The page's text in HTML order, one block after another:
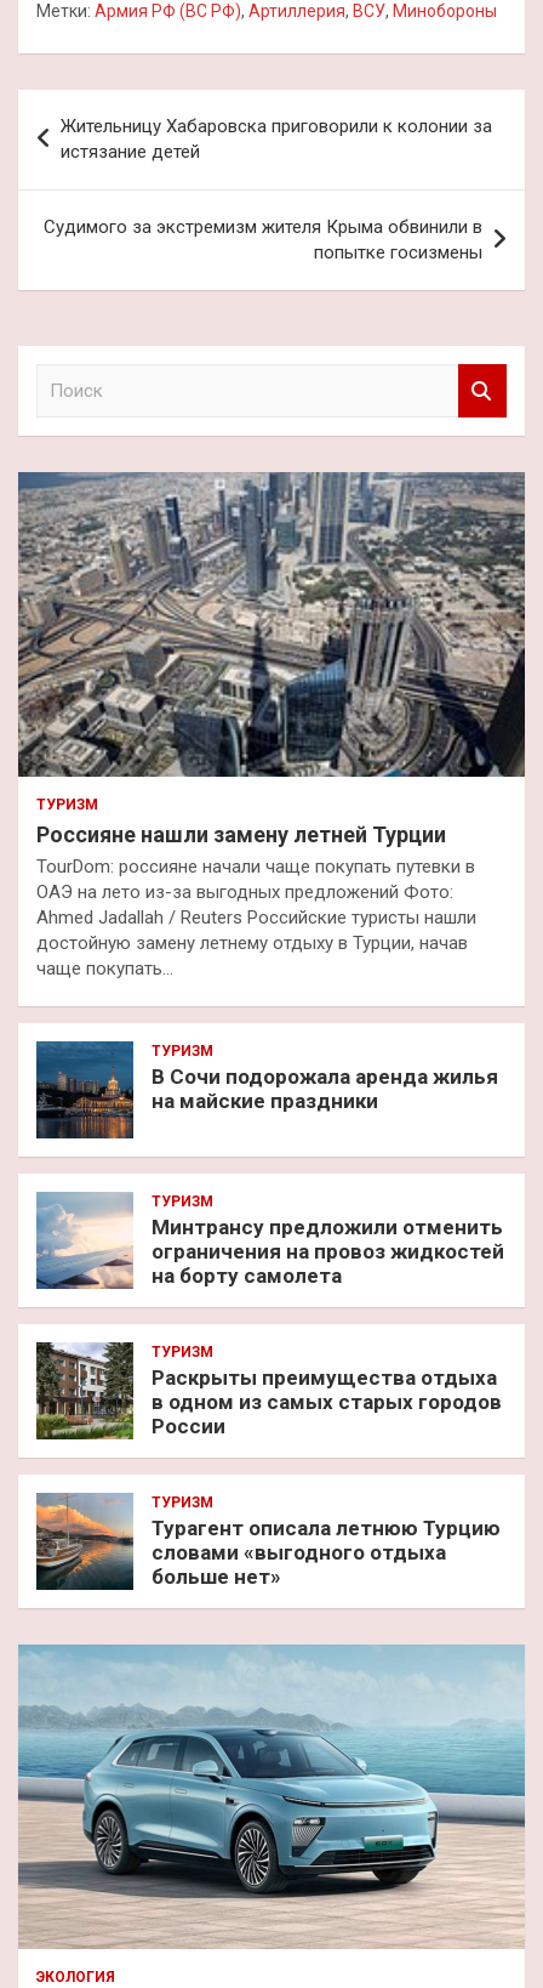
Метки: Армия РФ (ВС РФ), Артиллерия, ВСУ, Минобороны
по
записям
Жительницу Хабаровска приговорили к колонии за
истязание детей
Судимого за экстремизм жителя Крыма обвинили в
попытке госизмены
к
ТУРИЗМ
Россияне нашли замену летней Турции
TourDom: россияне начали чаще покупать путевки в
ОАЭ на лето из-за выгодных предложений Фото:
Ahmed Jadallah / Reuters Российские туристы нашли
достойную замену летнему отдыху в Турции, начав
чаще покупать…
ТУРИЗМ
В Сочи подорожала аренда жилья
на майские праздники
ТУРИЗМ
Минтрансу предложили отменить
ограничения на провоз жидкостей
на борту самолета
ТУРИЗМ
Раскрыты преимущества отдыха
в одном из самых старых городов
России
ТУРИЗМ
Турагент описала летнюю Турцию
словами «выгодного отдыха
больше нет»
ЭКОЛОГИЯ